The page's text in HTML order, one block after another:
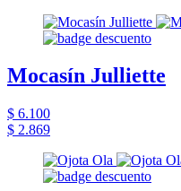
Mocasín Julliette
$ 6.100
$ 2.869